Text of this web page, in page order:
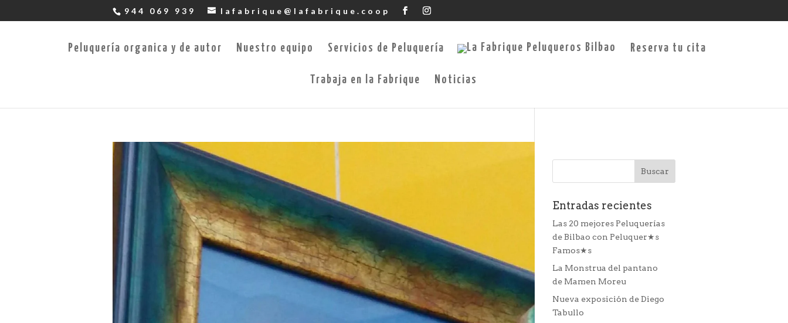
944 069 939 lafabrique@lafabrique.coop
Peluquería organica y de autor Nuestro equipo Servicios de Peluquería Reserva tu cita
Trabaja en la Fabrique Noticias
Entradas recientes
Las 20 mejores Peluquerías
de Bilbao con Peluquer★s
Famos★s
La Monstrua del pantano
de Mamen Moreu
Nueva exposición de Diego
Tabullo